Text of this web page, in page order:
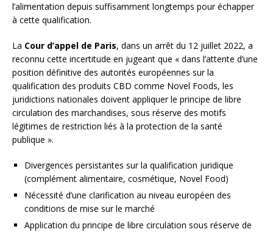
l’alimentation depuis suffisamment longtemps pour échapper
à cette qualification.
La Cour d’appel de Paris, dans un arrêt du 12 juillet 2022, a
reconnu cette incertitude en jugeant que « dans l’attente d’une
position définitive des autorités européennes sur la
qualification des produits CBD comme Novel Foods, les
juridictions nationales doivent appliquer le principe de libre
circulation des marchandises, sous réserve des motifs
légitimes de restriction liés à la protection de la santé
publique ».
Divergences persistantes sur la qualification juridique
(complément alimentaire, cosmétique, Novel Food)
Nécessité d’une clarification au niveau européen des
conditions de mise sur le marché
Application du principe de libre circulation sous réserve de